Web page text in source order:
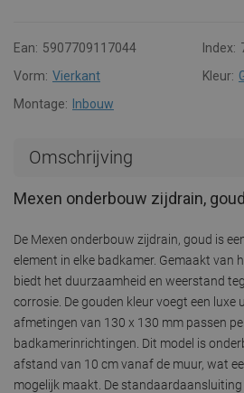
Ean: 5907709117044 Index:
Vorm: Vierkant Kleur:
Montage:
Inbouw
Omschrijving
Mexen onderbouw zijdrain,
De Mexen onderbouw zijdrain, goud is
element in elke badkamer. Gemaakt van
biedt het duurzaamheid en weerstand
corrosie. De gouden kleur voegt een luxe
afmetingen van 130 x 130 mm passen
badkamerinrichtingen. Dit model is
afstand van 10 cm vanaf de muur, wat
mogelijk maakt. De standaardaansluiting